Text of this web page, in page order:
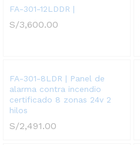
FA-301-12LDDR |
S/3,600.00
FA-301-8LDR | Panel de
alarma contra incendio
certificado 8 zonas 24v 2
hilos
S/2,491.00